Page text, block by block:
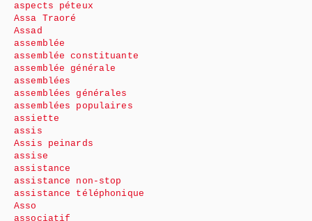
aspects péteux
Assa Traoré
Assad
assemblée
assemblée constituante
assemblée générale
assemblées
assemblées générales
assemblées populaires
assiette
assis
Assis peinards
assise
assistance
assistance non-stop
assistance téléphonique
Asso
associatif